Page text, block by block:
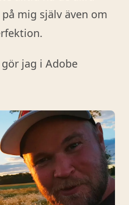
mig själv även om
jag i Adobe